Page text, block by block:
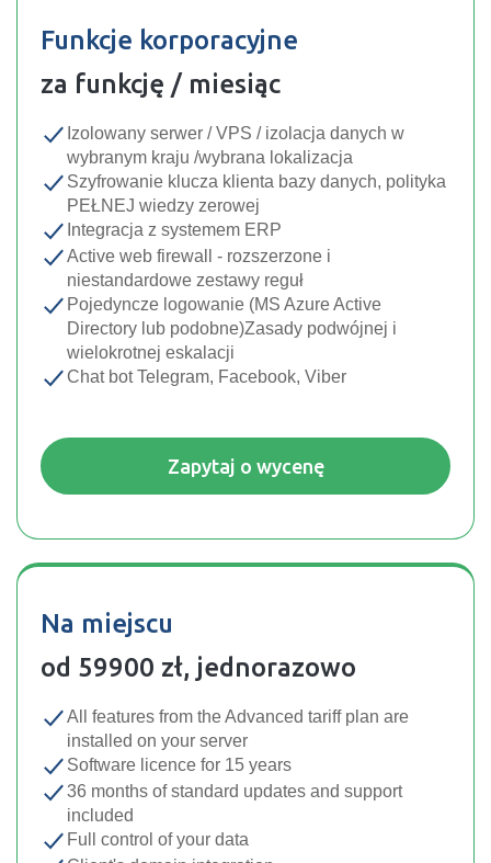
Funkcje korporacyjne
za funkcję / miesiąc
Izolowany serwer / VPS / izolacja danych w
wybranym kraju /wybrana lokalizacja
Szyfrowanie klucza klienta bazy danych, polityka
PEŁNEJ wiedzy zerowej
Integracja z systemem ERP
Active web firewall - rozszerzone i
niestandardowe zestawy reguł
Pojedyncze logowanie (MS Azure Active
Directory lub podobne)Zasady podwójnej i
wielokrotnej eskalacji
Chat bot Telegram, Facebook, Viber
Zapytaj o wycenę
Na miejscu
od 59900 zł‎, jednorazowo
All features from the Advanced tariff plan are
installed on your server
Software licence for 15 years
36 months of standard updates and support
included
Full control of your data